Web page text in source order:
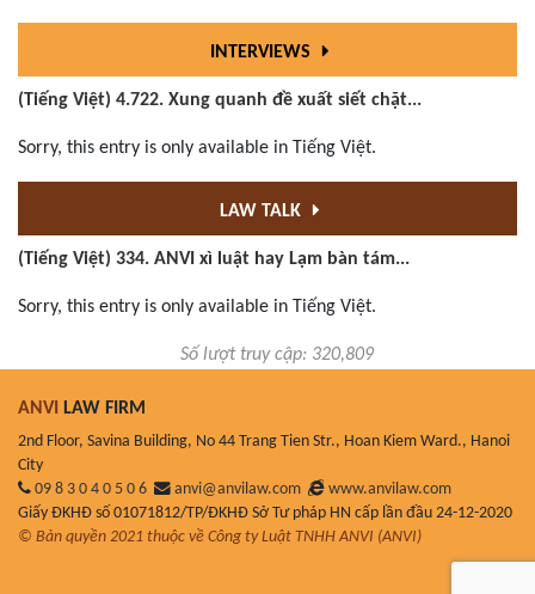
INTERVIEWS
(Tiếng Việt) 4.722. Xung quanh đề xuất siết chặt...
Sorry, this entry is only available in Tiếng Việt.
LAW TALK
(Tiếng Việt) 334. ANVI xì luật hay Lạm bàn tám...
Sorry, this entry is only available in Tiếng Việt.
Số lượt truy cập: 320,809
ANVI LAW FIRM
2nd Floor, Savina Building, No 44 Trang Tien Str., Hoan Kiem Ward., Hanoi
City
09 8 3 0 4 0 5 0 6
anvi@anvilaw.com
www.anvilaw.com
Giấy ĐKHĐ số 01071812/TP/ĐKHĐ Sở Tư pháp HN cấp lần đầu 24-12-2020
© Bản quyền 2021 thuộc về Công ty Luật TNHH ANVI (ANVI)